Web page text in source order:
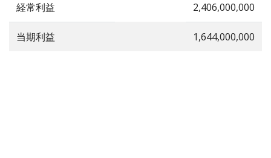
経常利益 2,406,000,000
当期利益 1,644,000,000